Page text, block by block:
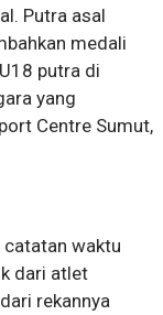
Putra asal
medali
putra di
yang
Centre Sumut,
waktu
dari atlet
rekannya